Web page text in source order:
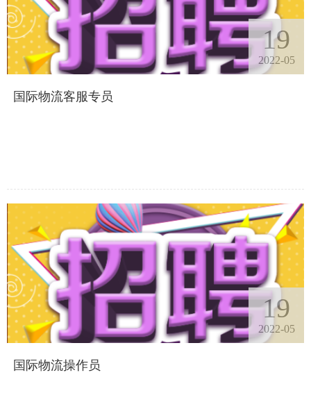
19
2022-05
国际物流客服专员
19
2022-05
国际物流操作员